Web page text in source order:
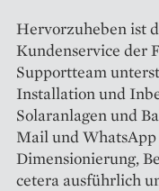
Hervorzuheben ist
Kundenservice der
Supportteam
Installation und
Solaranlagen und
Mail und
Dimensionierung,
cetera ausführlich